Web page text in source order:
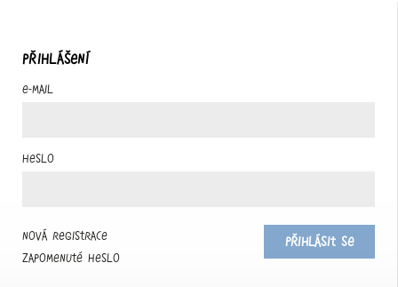
PŘIHLÁŠENÍ
E-mail
Heslo
Přihlásit se
Nová registrace
Zapomenuté heslo